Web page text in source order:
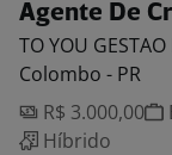
Agente De
TO YOU GESTAO
Colombo - PR
R$ 3.000,00
Híbrido